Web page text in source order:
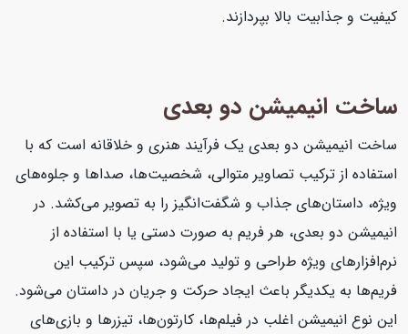
کیفیت و جذابیت بالا بپردازند.
ساخت انیمیشن دو بعدی
ساخت انیمیشن دو بعدی یک فرآیند هنری و خلاقانه است که با
استفاده از ترکیب تصاویر متوالی، شخصیت‌ها، صداها و جلوه‌های
ویژه، داستان‌های جذاب و شگفت‌انگیز را به تصویر می‌کشد. در
انیمیشن دو بعدی، هر فریم به صورت دستی یا با استفاده از
نرم‌افزارهای ویژه طراحی و تولید می‌شود، سپس ترکیب این
فریم‌ها به یکدیگر باعث ایجاد حرکت و جریان در داستان می‌شود.
این نوع انیمیشن اغلب در فیلم‌ها، کارتون‌ها، تیزرها و بازی‌های